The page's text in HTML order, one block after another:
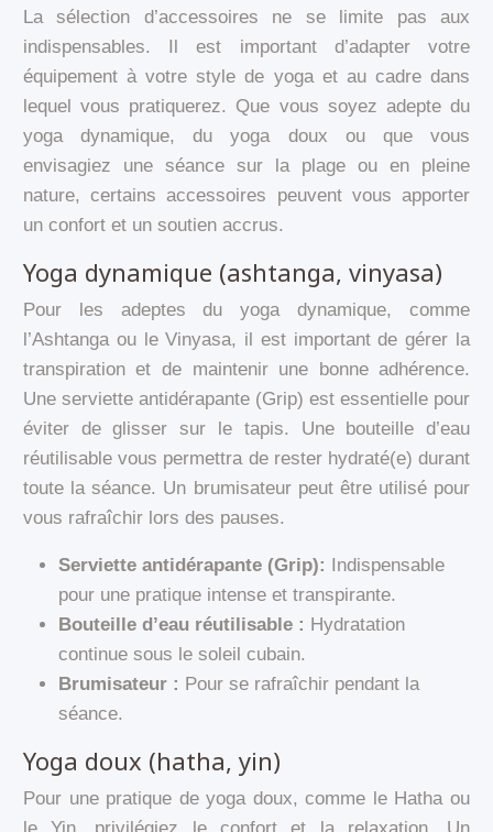
La sélection d’accessoires ne se limite pas aux
indispensables. Il est important d’adapter votre
équipement à votre style de yoga et au cadre dans
lequel vous pratiquerez. Que vous soyez adepte du
yoga dynamique, du yoga doux ou que vous
envisagiez une séance sur la plage ou en pleine
nature, certains accessoires peuvent vous apporter
un confort et un soutien accrus.
Yoga dynamique (ashtanga, vinyasa)
Pour les adeptes du yoga dynamique, comme
l’Ashtanga ou le Vinyasa, il est important de gérer la
transpiration et de maintenir une bonne adhérence.
Une serviette antidérapante (Grip) est essentielle pour
éviter de glisser sur le tapis. Une bouteille d’eau
réutilisable vous permettra de rester hydraté(e) durant
toute la séance. Un brumisateur peut être utilisé pour
vous rafraîchir lors des pauses.
Serviette antidérapante (Grip): Indispensable
pour une pratique intense et transpirante.
Bouteille d’eau réutilisable : Hydratation
continue sous le soleil cubain.
Brumisateur : Pour se rafraîchir pendant la
séance.
Yoga doux (hatha, yin)
Pour une pratique de yoga doux, comme le Hatha ou